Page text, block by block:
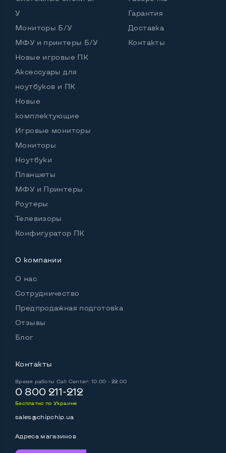
Разъем для микрофона и наушников
Да, спереди и сзади
Выход USB 2_0
Выход USB 3_0
Мощность блока питания, Вт
Внешний блок питания
Особенности
Комплектация: системный блок, кабель питания
У
Мониторы Б/У
МФУ и принтеры Б/У
Новые игровые ПК
Аксессуары для
ноутбуков и ПК
Новые
комплектующие
Игровые мониторы
Мониторы
Ноутбуки
Планшеты
МФУ и Принтеры
Роутеры
Телевизоры
Конфигуратор ПК
Гарантия
Доставка
Контакты
О компании
О нас
Сотрудничество
Предпродажная подготовка
Отзывы
Блог
Контакты
Время работы Call Center: 10:00 - 22:00
0 800 211-212
Бесплатно по Украине
sales@chipchip.ua
Адреса магазинов